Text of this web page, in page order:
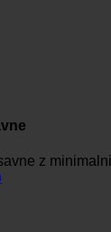
z